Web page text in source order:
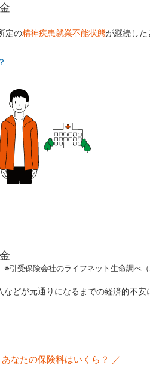
定の精神疾患就業不能状態が継続した
※引受保険会社のライフネット生命調べ
などが元通りになるまでの経済的不安
あなたの保険料はいくら？ ／